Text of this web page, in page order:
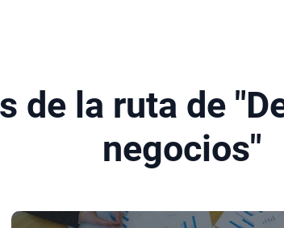
de la ruta de
negocios"